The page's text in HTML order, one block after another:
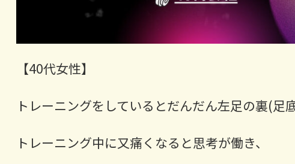
【40代女性】
トレーニングをしているとだんだん左足の裏(足
トレーニング中に又痛くなると思考が働き、